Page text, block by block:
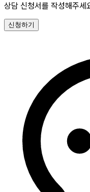
상담 신청서를 작성해주세
신청하기